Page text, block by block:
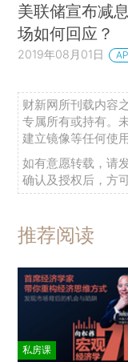
美联储宣布减
场如何回应？
2019年08月01日
财新网所刊载内容
专属所有或持有。
建立镜像等任何使用
如有意愿转载，请
确认及授权后，方
推荐阅读
私房课